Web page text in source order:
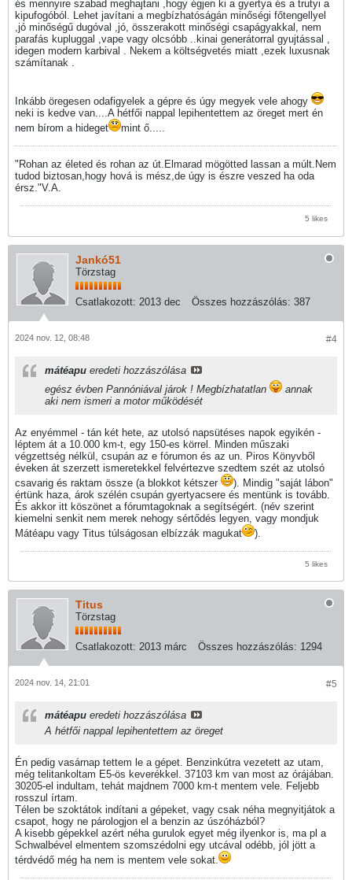
és mennyire szabad meghajtani ,hogy égjen ki a gyertya és a trutyi a
kipufogóból. Lehet javítani a megbízhatóságán minőségi főtengellyel
,jó minőségű dugóval ,jó, összerakott minőségi csapágyakkal, nem
parafás kupluggal ,vape vagy olcsóbb ..kinai generátorral gyujtással ,
idegen modern karbival . Nekem a költségvetés miatt ,ezek luxusnak
számítanak .
Inkább öregesen odafigyelek a gépre és úgy megyek vele ahogy
neki is kedve van....A hétfői nappal lepihentettem az öreget mert én
nem bírom a hideget
mint ő.....
"Rohan az életed és rohan az út.Elmarad mögötted lassan a múlt.Nem
tudod biztosan,hogy hová is mész,de úgy is észre veszed ha oda
érsz."V.A.
5 likes
Jankó51
Törzstag
Csatlakozott: 2013 dec Összes hozzászólás: 387
#4
2024 nov. 12, 08:48
mátéapu eredeti hozzászólása
egész évben Pannóniával járok ! Megbízhatatlan
annak
aki nem ismeri a motor működését
Az enyémmel - tán két hete, az utolsó napsütéses napok egyikén -
léptem át a 10.000 km-t, egy 150-es körrel. Minden műszaki
végzettség nélkül, csupán az e fórumon és az un. Piros Könyvből
éveken át szerzett ismeretekkel felvértezve szedtem szét az utolsó
csavarig és raktam össze (a blokkot kétszer
). Mindig "saját lábon"
értünk haza, árok szélén csupán gyertyacsere és mentünk is tovább.
És akkor itt köszönet a fórumtagoknak a segítségért. (név szerint
kiemelni senkit nem merek nehogy sértődés legyen, vagy mondjuk
Mátéapu vagy Titus túlságosan elbízzák magukat
).
5 likes
Titus
Törzstag
Csatlakozott: 2013 márc Összes hozzászólás: 1294
#5
2024 nov. 14, 21:01
mátéapu eredeti hozzászólása
A hétfői nappal lepihentettem az öreget
Én pedig vasárnap tettem le a gépet. Benzinkútra vezetett az utam,
még telitankoltam E5-ös keverékkel. 37103 km van most az órájában.
30205-el indultam, tehát majdnem 7000 km-t mentem vele. Feljebb
rosszul írtam.
Télen be szoktátok indítani a gépeket, vagy csak néha megnyitjátok a
csapot, hogy ne párologjon el a benzin az úszóházból?
A kisebb gépekkel azért néha gurulok egyet még ilyenkor is, ma pl a
Schwalbével elmentem szomszédolni egy utcával odébb, jól jött a
térdvédő még ha nem is mentem vele sokat.